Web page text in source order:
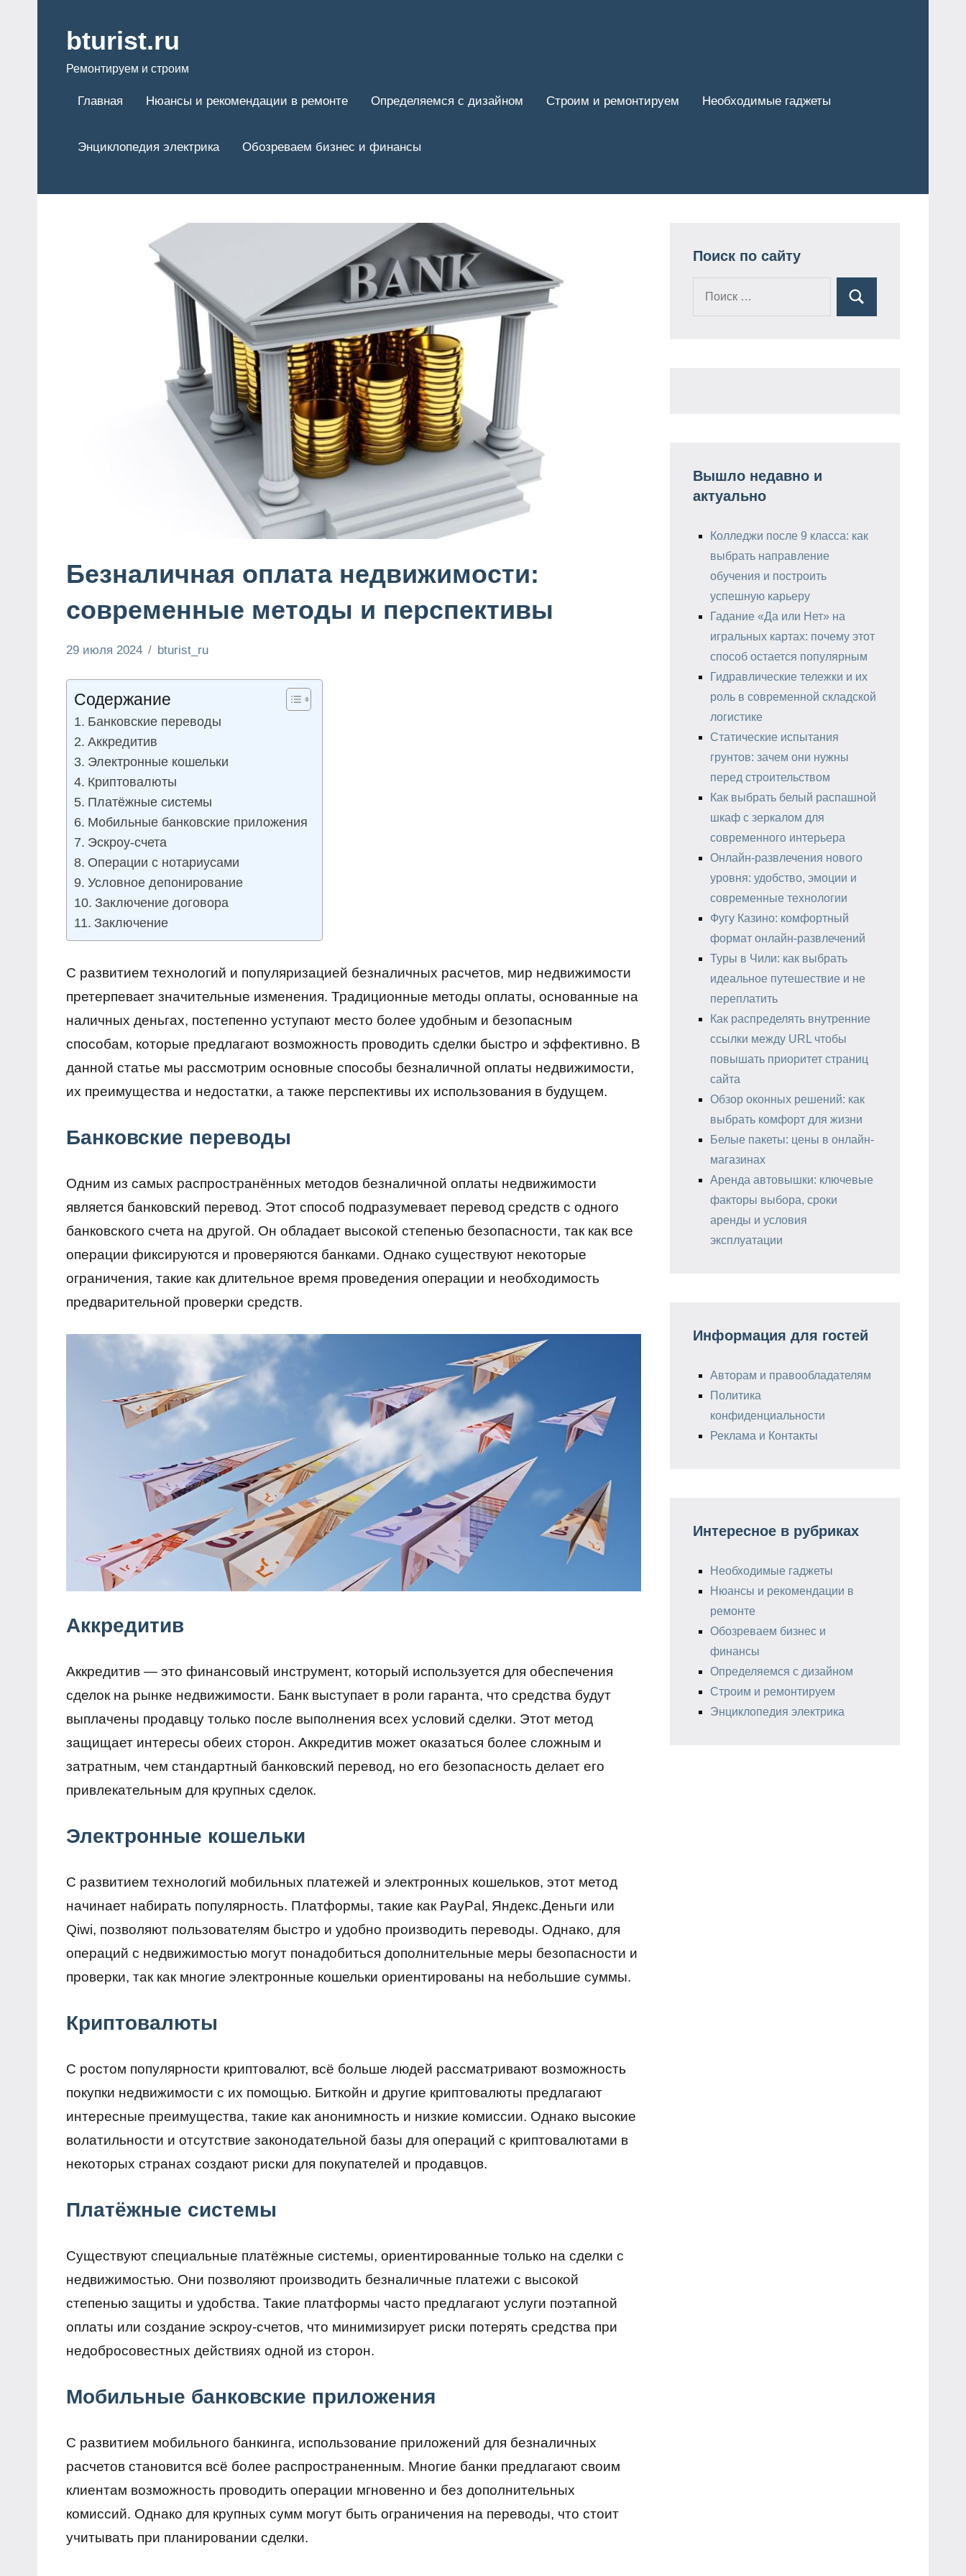
содержимому
bturist.ru
Ремонтируем и строим
Главная Нюансы и рекомендации в ремонте Определяемся с дизайном Строим и ремонтируем Необходимые гаджеты
Энциклопедия электрика Обозреваем бизнес и финансы
Безналичная оплата недвижимости:
современные методы и перспективы
бизнес и
финансы
29 июля 2024 bturist_ru
комментариев
Содержание
Банковские переводы
Аккредитив
Электронные кошельки
Криптовалюты
Платёжные системы
Мобильные банковские приложения
Эскроу-счета
Операции с нотариусами
Условное депонирование
Заключение договора
Заключение
С развитием технологий и популяризацией безналичных расчетов, мир недвижимости
претерпевает значительные изменения. Традиционные методы оплаты, основанные на
наличных деньгах, постепенно уступают место более удобным и безопасным
способам, которые предлагают возможность проводить сделки быстро и эффективно. В
данной статье мы рассмотрим основные способы безналичной оплаты недвижимости,
их преимущества и недостатки, а также перспективы их использования в будущем.
Банковские переводы
Одним из самых распространённых методов безналичной оплаты недвижимости
является банковский перевод. Этот способ подразумевает перевод средств с одного
банковского счета на другой. Он обладает высокой степенью безопасности, так как все
операции фиксируются и проверяются банками. Однако существуют некоторые
ограничения, такие как длительное время проведения операции и необходимость
предварительной проверки средств.
Аккредитив
Аккредитив — это финансовый инструмент, который используется для обеспечения
сделок на рынке недвижимости. Банк выступает в роли гаранта, что средства будут
выплачены продавцу только после выполнения всех условий сделки. Этот метод
защищает интересы обеих сторон. Аккредитив может оказаться более сложным и
затратным, чем стандартный банковский перевод, но его безопасность делает его
привлекательным для крупных сделок.
Электронные кошельки
С развитием технологий мобильных платежей и электронных кошельков, этот метод
начинает набирать популярность. Платформы, такие как PayPal, Яндекс.Деньги или
Qiwi, позволяют пользователям быстро и удобно производить переводы. Однако, для
операций с недвижимостью могут понадобиться дополнительные меры безопасности и
проверки, так как многие электронные кошельки ориентированы на небольшие суммы.
Криптовалюты
С ростом популярности криптовалют, всё больше людей рассматривают возможность
покупки недвижимости с их помощью. Биткойн и другие криптовалюты предлагают
интересные преимущества, такие как анонимность и низкие комиссии. Однако высокие
волатильности и отсутствие законодательной базы для операций с криптовалютами в
некоторых странах создают риски для покупателей и продавцов.
Платёжные системы
Существуют специальные платёжные системы, ориентированные только на сделки с
недвижимостью. Они позволяют производить безналичные платежи с высокой
степенью защиты и удобства. Такие платформы часто предлагают услуги поэтапной
оплаты или создание эскроу-счетов, что минимизирует риски потерять средства при
недобросовестных действиях одной из сторон.
Мобильные банковские приложения
С развитием мобильного банкинга, использование приложений для безналичных
расчетов становится всё более распространенным. Многие банки предлагают своим
клиентам возможность проводить операции мгновенно и без дополнительных
комиссий. Однако для крупных сумм могут быть ограничения на переводы, что стоит
учитывать при планировании сделки.
Поиск по сайту
Поиск
Вышло недавно и
актуально
Колледжи после 9 класса: как
выбрать направление
обучения и построить
успешную карьеру
Гадание «Да или Нет» на
игральных картах: почему этот
способ остается популярным
Гидравлические тележки и их
роль в современной складской
логистике
Статические испытания
грунтов: зачем они нужны
перед строительством
Как выбрать белый распашной
шкаф с зеркалом для
современного интерьера
Онлайн-развлечения нового
уровня: удобство, эмоции и
современные технологии
Фугу Казино: комфортный
формат онлайн-развлечений
Туры в Чили: как выбрать
идеальное путешествие и не
переплатить
Как распределять внутренние
ссылки между URL чтобы
повышать приоритет страниц
сайта
Обзор оконных решений: как
выбрать комфорт для жизни
Белые пакеты: цены в онлайн-
магазинах
Аренда автовышки: ключевые
факторы выбора, сроки
аренды и условия
эксплуатации
Информация для гостей
Авторам и правообладателям
Политика
конфиденциальности
Реклама и Контакты
Интересное в рубриках
Необходимые гаджеты
Нюансы и рекомендации в
ремонте
Обозреваем бизнес и
финансы
Определяемся с дизайном
Строим и ремонтируем
Энциклопедия электрика